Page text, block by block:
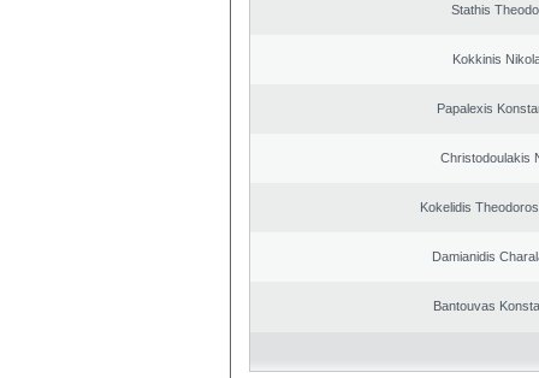
Stathis
Kokkinis
Papalexis
Christodoulakis
Kokelidis
Damianidis
Bantouvas